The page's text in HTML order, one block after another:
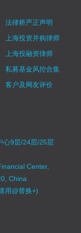
法律桥严正声明
上海投资并购律师
上海投融资律师
私募基金风控合集
客户及网友评价
心9层/24层/25层
Center,
China
用@替换+)